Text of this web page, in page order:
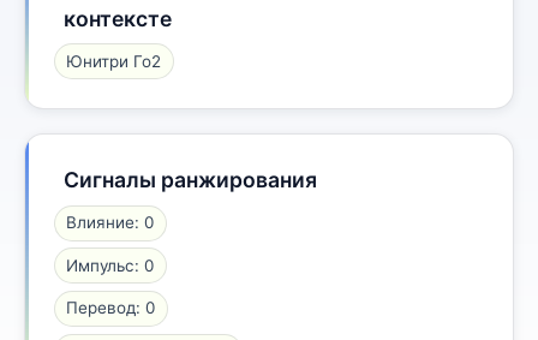
контексте
Юнитри Го2
Сигналы ранжирования
Влияние: 0
Импульс: 0
Перевод: 0